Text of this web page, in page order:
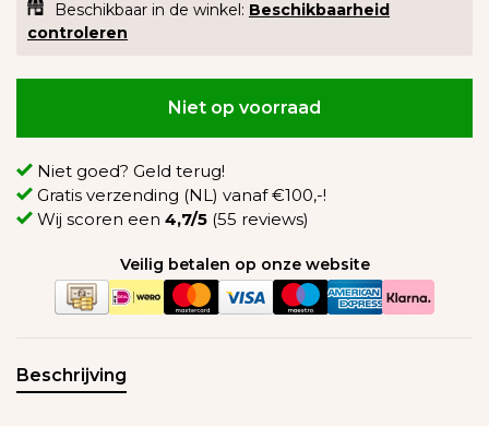
Beschikbaar in de winkel: Beschikbaarheid
controleren
Niet op voorraad
Niet goed? Geld terug!
Gratis verzending (NL) vanaf €100,-!
Wij scoren een 4,7/5 (55 reviews)
Veilig betalen op onze website
Beschrijving